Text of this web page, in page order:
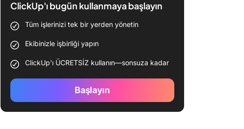
ClickUp'ı bugün kullanmaya başlayın
Tüm işlerinizi tek bir yerden yönetin
Ekibinizle işbirliği yapın
ClickUp'ı ÜCRETSİZ kullanın—sonsuza kadar
Başlayın